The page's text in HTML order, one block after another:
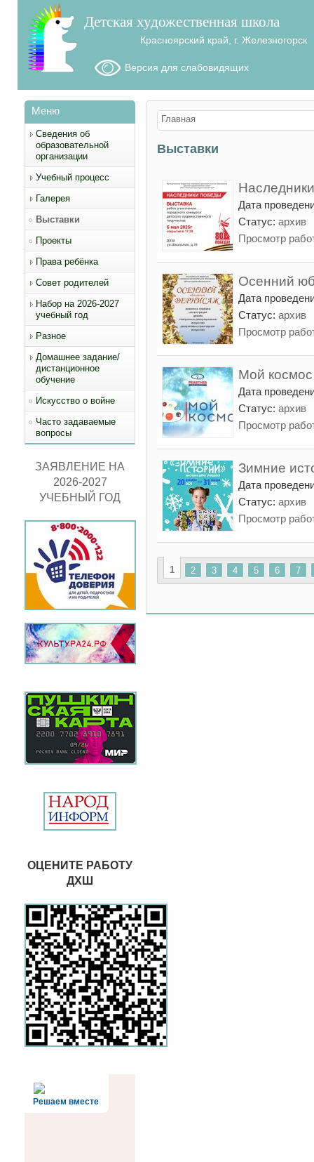
Детская художественная школа
Красноярский край, г. Железногорск
Версия для слабовидящих
Меню
Сведения об
образовательной
организации
Учебный процесс
Галерея
Выставки
Проекты
Права ребёнка
Совет родителей
Набор на 2026-2027
учебный год
Разное
Домашнее задание/
дистанционное
обучение
Искусство о войне
Часто задаваемые
вопросы
ЗАЯВЛЕНИЕ НА
2026-2027
УЧЕБНЫЙ ГОД
ОЦЕНИТЕ РАБОТУ
ДХШ
Решаем вместе
Вы здесь
Главная
Выставки
Дата
Статус:архив
Просмотр
Осенний
Дата
Статус:архив
Просмотр
Мой
Дата
Статус:архив
Просмотр
Зимние
Дата
Статус:архив
Просмотр
1 2 3 4 5 6 7